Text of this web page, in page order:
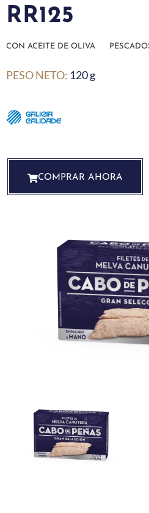
RR125
CON ACEITE DE OLIVA
PESO NETO: 120 g
COMPRAR AHORA